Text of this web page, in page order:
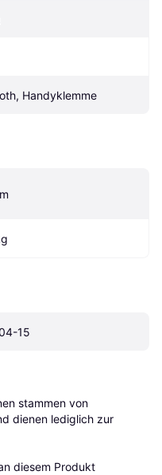
Handyklemme
15
stammen von
dienen lediglich zur
diesem Produkt